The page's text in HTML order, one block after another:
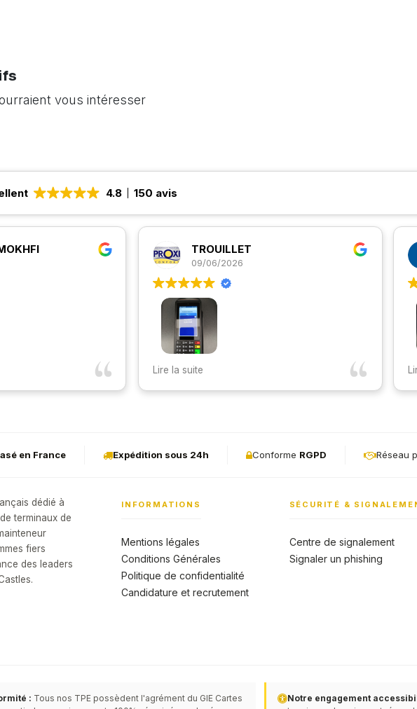
vous intéresser
4.8 150 avis
TROUILLET
09/06/2026
Suite à mon achat de mon TPE ,je
recommande fortement cette enseigne ,
très professionnel , accueillant ,que ce soit
Lire la suite Rapide
Lire la suite
en France Expédition sous 24h Conforme RGPD Réseau
dédié à
terminaux de
fiers
des leaders
INFORMATIONS
Mentions légales
Conditions Générales
Politique de confidentialité
Candidature et recrutement
SÉCURITÉ &
Centre de signalement
Signaler un phishing
: Tous nos TPE possèdent l'agrément du GIE Cartes
Notre engagement